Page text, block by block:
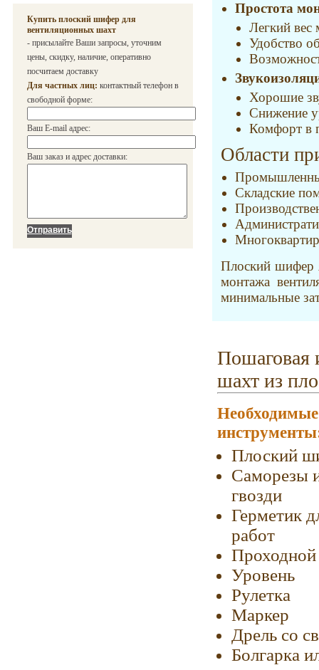
Купить плоский шифер для
вентиляционных шахт
- присылайте Ваши запросы, уточним
цены, скидку, наличие, оперативно
посчитаем доставку
Для частных лиц: контактный телефон в
свободной форме:
Ваш E-mail адрес:
Ваш заказ и адрес доставки:
Простота
Легкий вес
Удобство
Хорошие
Снижение
Комфорт в
Области
Складские
Плоский шифер
монтажа
минимальные
Пошаговая
шахт из
Плоский
Саморезы
гвозди
Герметик
работ
Проходной
Уровень
Рулетка
Маркер
Дрель со
Болгарка